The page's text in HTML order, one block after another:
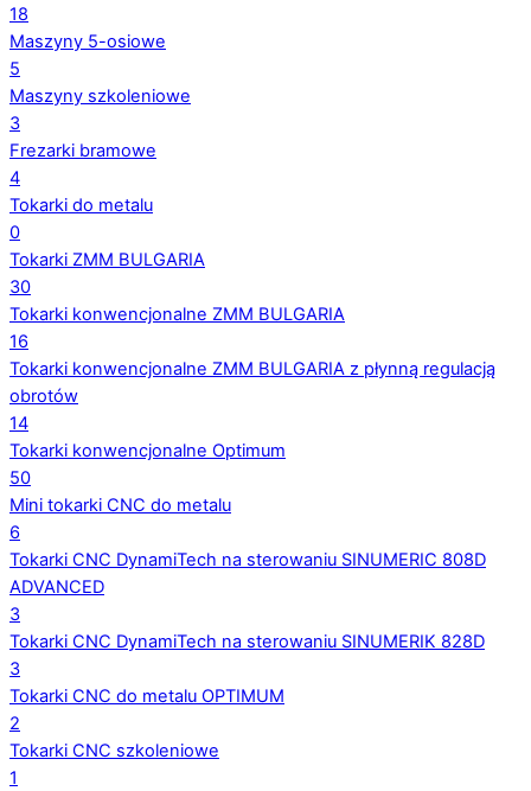
18
Maszyny 5-osiowe
5
Maszyny szkoleniowe
3
Frezarki bramowe
4
Tokarki do metalu
0
Tokarki ZMM BULGARIA
30
Tokarki konwencjonalne ZMM BULGARIA
16
Tokarki konwencjonalne ZMM BULGARIA z płynną regulacją
obrotów
14
Tokarki konwencjonalne Optimum
50
Mini tokarki CNC do metalu
6
Tokarki CNC DynamiTech na sterowaniu SINUMERIC 808D
ADVANCED
3
Tokarki CNC DynamiTech na sterowaniu SINUMERIK 828D
3
Tokarki CNC do metalu OPTIMUM
2
Tokarki CNC szkoleniowe
1